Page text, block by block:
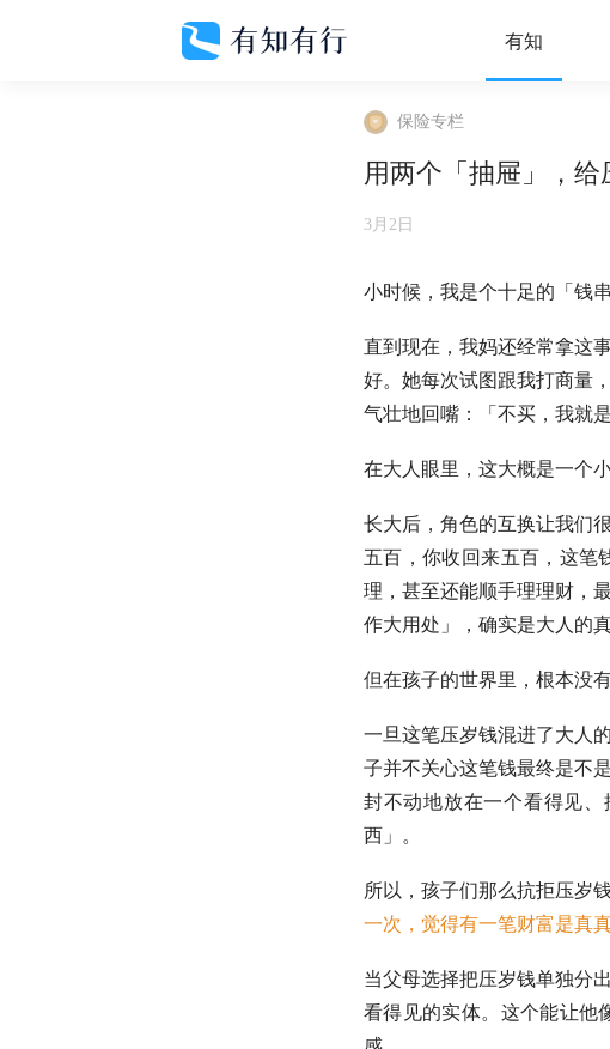
有知
保险专栏
用两个「抽屉」，给
3月2日
小时候，我是个十足的「钱串
直到现在，我妈还经常拿这
好。她每次试图跟我打商量
气壮地回嘴：「不买，我就
在大人眼里，这大概是一个
长大后，角色的互换让我们
五百，你收回来五百，这笔
理，甚至还能顺手理理财，
作大用处」，确实是大人的真
但在孩子的世界里，根本没
一旦这笔压岁钱混进了大人
子并不关心这笔钱最终是不
封不动地放在一个看得见
西」。
所以，孩子们那么抗拒压岁
一次，觉得有一笔财富是真
当父母选择把压岁钱单独分
看得见的实体。这个能让他